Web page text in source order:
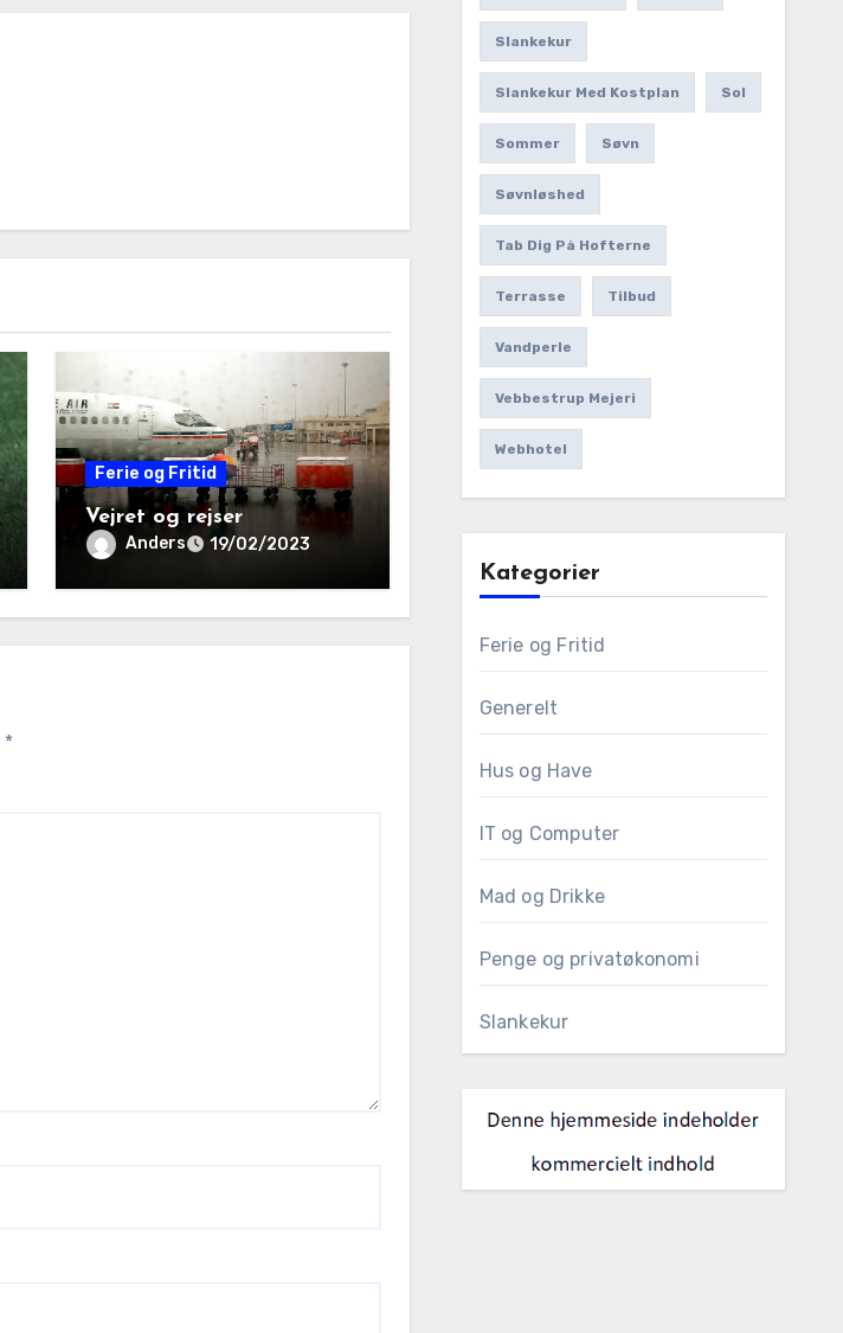
Ferie og Fritid
Vejret og rejser
Anders 19/02/2023
*
Slankekur
Slankekur Med Kostplan Sol
Sommer Søvn
Søvnløshed
Tab Dig På Hofterne
Terrasse Tilbud
Vandperle
Vebbestrup Mejeri
Webhotel
Kategorier
Ferie og Fritid
Generelt
Hus og Have
IT og Computer
Mad og Drikke
Penge og privatøkonomi
Slankekur